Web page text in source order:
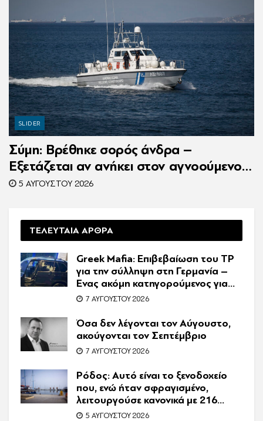
SLIDER
Σύμη: Βρέθηκε σορός άνδρα –
Εξετάζεται αν ανήκει στον αγνοούμενο
Γερμανό τουρίστα
5 ΑΥΓΟΎΣΤΟΥ 2026
ΤΕΛΕΥΤΑΙΑ ΑΡΘΡΑ
Greek Mafia: Επιβεβαίωση τoυ ΤP
για την σύλληψη στη Γερμανία –
Ένας ακόμη κατηγορούμενος για
τον θάνατο του Ζαμπούνη
7 ΑΥΓΟΎΣΤΟΥ 2026
Όσα δεν λέγονται τον Αύγουστο,
ακούγονται τον Σεπτέμβριο
7 ΑΥΓΟΎΣΤΟΥ 2026
Ρόδος: Αυτό είναι το ξενοδοχείο
που, ενώ ήταν σφραγισμένο,
λειτουργούσε κανονικά με 216
πελάτες – Συνελήφθη η
5 ΑΥΓΟΎΣΤΟΥ 2026